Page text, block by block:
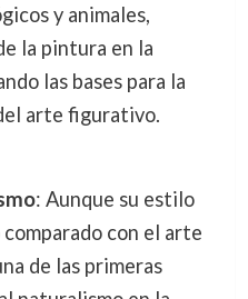
y animales,
la pintura en la
las bases para la
arte figurativo.
: Aunque su estilo
con el arte
de las primeras